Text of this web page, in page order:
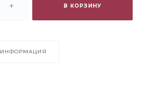
+ В КОРЗИНУ
ИНФОРМАЦИЯ